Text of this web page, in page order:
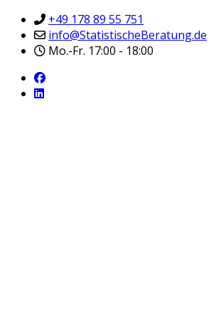
+49 178 89 55 751
info@StatistischeBeratung.de
Mo.-Fr. 17:00 - 18:00